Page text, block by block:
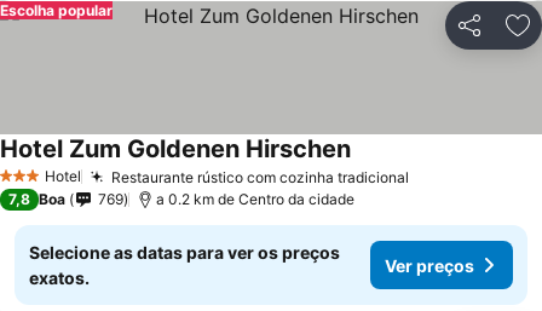
Partilhar
Escolha popular
3 EstrelasHotel Restaurante rústico com cozinha tradicional
Hotel Zum Goldenen Hirschen
7,8 Boa 769 a 0.2 km de Centro da cidade
Selecione as datas para ver os preços
exatos.
Ver preços